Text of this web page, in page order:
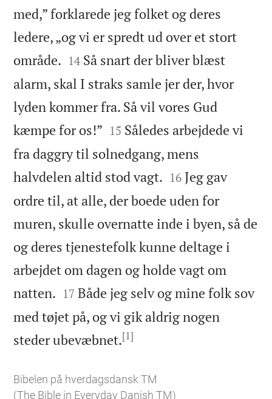
med,” forklarede jeg folket og deres
ledere, „og vi er spredt ud over et stort
område. 

14 Så snart der bliver blæst
alarm, skal I straks samle jer der, hvor
lyden kommer fra. Så vil vores Gud
kæmpe for os!” 

15 Således arbejdede vi
fra daggry til solnedgang, mens
halvdelen altid stod vagt. 

16 Jeg gav
ordre til, at alle, der boede uden for
muren, skulle overnatte inde i byen, så de
og deres tjenestefolk kunne deltage i
arbejdet om dagen og holde vagt om
natten. 

17 Både jeg selv og mine folk sov
med tøjet på, og vi gik aldrig nogen
steder ubevæbnet.[1]
Bibelen på hverdagsdansk TM
(The Bible in Everyday Danish TM)